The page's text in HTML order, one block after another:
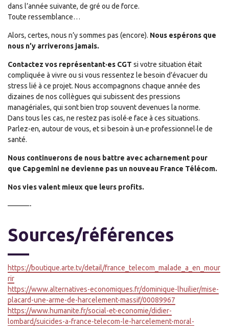
dans l’année suivante, de gré ou de force.
Toute ressemblance…
Alors, certes, nous n’y sommes pas (encore). Nous espérons que
nous n’y arriverons jamais.
Contactez vos représentant·es CGT si votre situation était
compliquée à vivre ou si vous ressentez le besoin d’évacuer du
stress lié à ce projet. Nous accompagnons chaque année des
dizaines de nos collègues qui subissent des pressions
managériales, qui sont bien trop souvent devenues la norme.
Dans tous les cas, ne restez pas isolé·e face à ces situations.
Parlez-en, autour de vous, et si besoin à un·e professionnel·le de
santé.
Nous continuerons de nous battre avec acharnement pour
que Capgemini ne devienne pas un nouveau France Télécom.
Nos vies valent mieux que leurs profits.
———-
Sources/références
https://boutique.arte.tv/detail/france_telecom_malade_a_en_mour
rir
https://www.alternatives-economiques.fr/dominique-lhuilier/mise-
placard-une-arme-de-harcelement-massif/00089967
https://www.humanite.fr/social-et-economie/didier-
lombard/suicides-a-france-telecom-le-harcelement-moral-